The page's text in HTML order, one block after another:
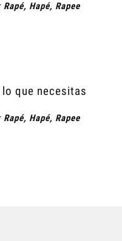
Rapé, Hapé, Rapee
lo que necesitas
Rapé, Hapé, Rapee